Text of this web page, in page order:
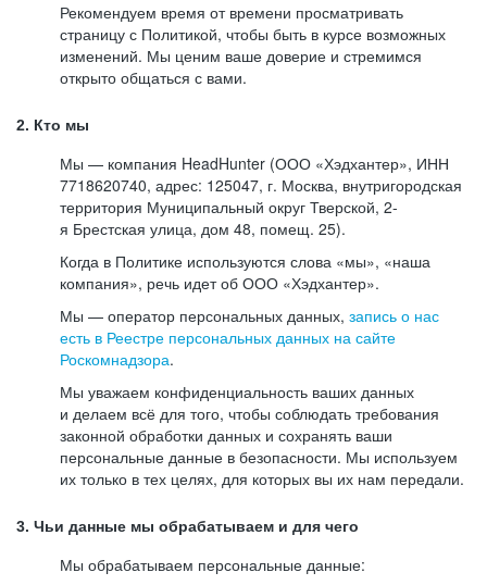
Рекомендуем время от времени просматривать
страницу с Политикой, чтобы быть в курсе возможных
изменений. Мы ценим ваше доверие и стремимся
открыто общаться с вами.
2. Кто мы
Мы — компания HeadHunter (ООО «Хэдхантер», ИНН
7718620740, адрес: 125047, г. Москва, внутригородская
территория Муниципальный округ Тверской, 2-
я Брестская улица, дом 48, помещ. 25).
Когда в Политике используются слова «мы», «наша
компания», речь идет об ООО «Хэдхантер».
Мы — оператор персональных данных, запись о нас
есть в Реестре персональных данных на сайте
Роскомнадзора.
Мы уважаем конфиденциальность ваших данных
и делаем всё для того, чтобы соблюдать требования
законной обработки данных и сохранять ваши
персональные данные в безопасности. Мы используем
их только в тех целях, для которых вы их нам передали.
3. Чьи данные мы обрабатываем и для чего
Мы обрабатываем персональные данные: